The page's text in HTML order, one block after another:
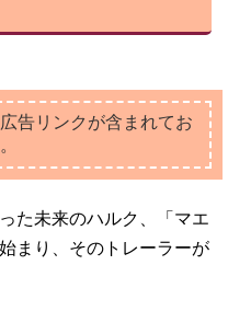
告リンクが含まれてお
た未来のハルク、「マエ
まり、そのトレーラーが